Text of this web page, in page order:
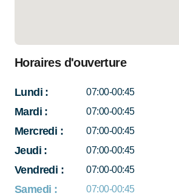
Horaires d'ouverture
Lundi : 07:00-00:45
Mardi : 07:00-00:45
Mercredi : 07:00-00:45
Jeudi : 07:00-00:45
Vendredi : 07:00-00:45
Samedi : 07:00-00:45